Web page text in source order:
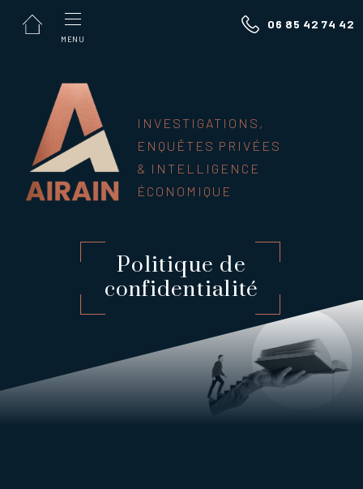
MENU
06 85 42 74 42
INVESTIGATIONS,
ENQUÊTES PRIVÉES
& INTELLIGENCE
ÉCONOMIQUE
Politique de
confidentialité